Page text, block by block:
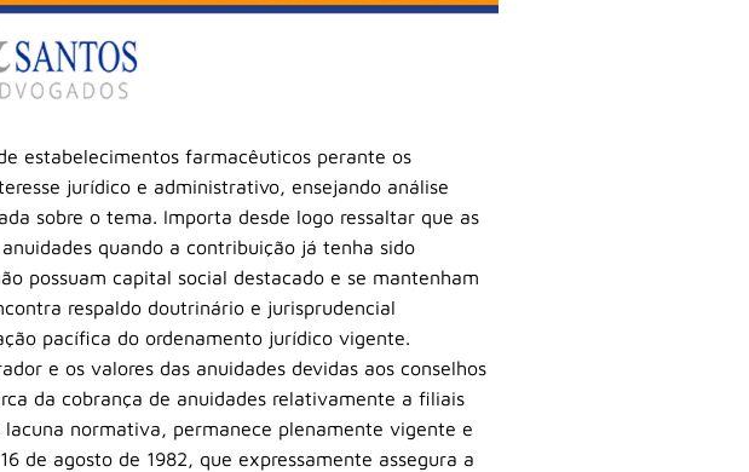
estabelecimentos farmacêuticos perante os
jurídico e administrativo, ensejando análise
sobre o tema. Importa desde logo ressaltar que as
quando a contribuição já tenha sido
possuam capital social destacado e se mantenham
respaldo doutrinário e jurisprudencial
pacífica do ordenamento jurídico vigente.
e os valores das anuidades devidas aos conselhos
da cobrança de anuidades relativamente a filiais
normativa, permanece plenamente vigente e
de agosto de 1982, que expressamente assegura a